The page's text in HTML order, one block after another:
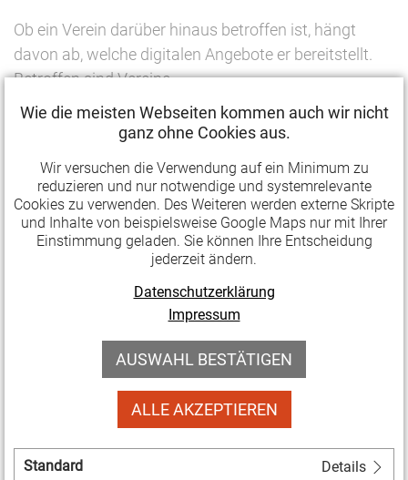
Ob ein Verein darüber hinaus betroffen ist, hängt
davon ab, welche digitalen Angebote er bereitstellt.
Betroffen sind Vereine,
die kostenpflichtige Leistungen oder Produkte
online anbieten,
interaktive Funktionen bereitstellen, die zu einem
Vertragsabschluss führen (z. B. Online-Kurse,
Ticketverkauf)
Nicht betroffen sind Vereine, die:
ihre Website nur zur Information oder zur
Mitgliedschaftsanfrage nutzen
keine entgeltlichen Leistungen anbieten
Was heißt Barrierefreieiheit bei digitalen Angeboten?
gestaltet sein, dass sie ohne fremde Hilfe und über
Wie die meisten Webseiten kommen auch wir nicht
ganz ohne Cookies aus.
Wir versuchen die Verwendung auf ein Minimum zu
reduzieren und nur notwendige und systemrelevante
Cookies zu verwenden. Des Weiteren werden externe Skripte
und Inhalte von beispielsweise Google Maps nur mit Ihrer
Einstimmung geladen. Sie können Ihre Entscheidung
jederzeit ändern.
Datenschutzerklärung
Impressum
AUSWAHL BESTÄTIGEN
ALLE AKZEPTIEREN
Standard Details